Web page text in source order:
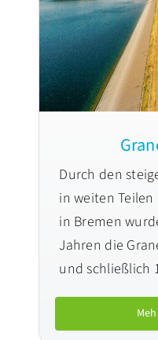
Durch den
in weiten
in Bremen
Jahren die
und schließlich